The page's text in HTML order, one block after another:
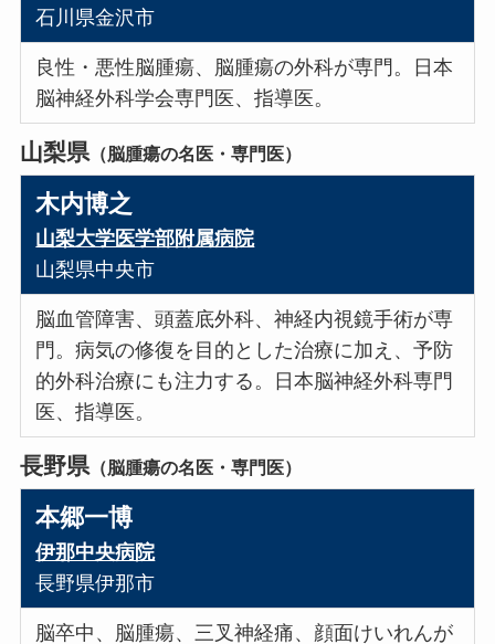
石川県金沢市
良性・悪性脳腫瘍、脳腫瘍の外科が専門。日本
脳神経外科学会専門医、指導医。
山梨県（脳腫瘍の名医・専門医）
木内博之
山梨大学医学部附属病院
山梨県中央市
脳血管障害、頭蓋底外科、神経内視鏡手術が専
門。病気の修復を目的とした治療に加え、予防
的外科治療にも注力する。日本脳神経外科専門
医、指導医。
長野県（脳腫瘍の名医・専門医）
本郷一博
伊那中央病院
長野県伊那市
脳卒中、脳腫瘍、三叉神経痛、顔面けいれんが